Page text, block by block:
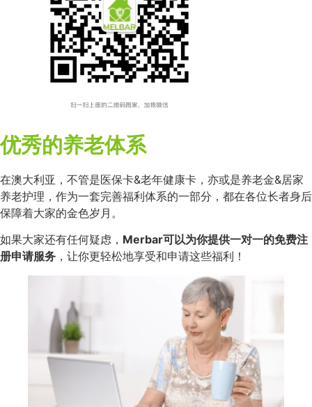
优秀的养老体系
在澳大利亚，不管是医保卡&老年健康卡，亦或是养老金&居家
养老护理，作为一套完善福利体系的一部分，都在各位长者身后
保障着大家的金色岁月。
如果大家还有任何疑虑， Merbar可以为你提供一对一的免费注
册申请服务 ，让你更轻松地享受和申请这些福利！